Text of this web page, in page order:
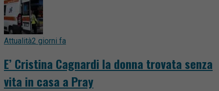
Attualità2 giorni fa
E’ Cristina Cagnardi la donna trovata senza
vita in casa a Pray